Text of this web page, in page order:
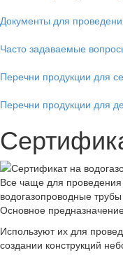
Документы для
Часто задаваемые
Перечни продукции для
Перечни продукции для
Все чаще для
водогазопроводные
Основное
Используют их для
создании конструкций